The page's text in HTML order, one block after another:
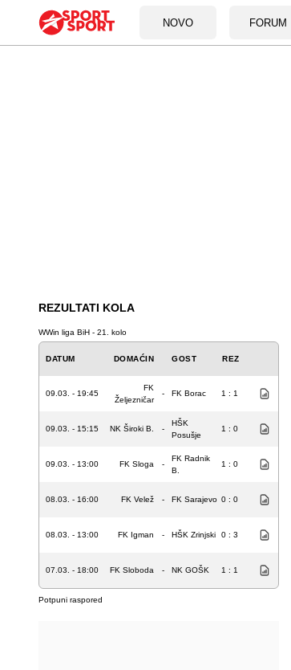
NOVO FORUM
REZULTATI KOLA
WWin liga BiH - 21. kolo
DATUM DOMAĆIN GOST REZ
09.03. - 19:45
FK
Željezničar
- FK Borac 1 : 1
09.03. - 15:15 NK Široki B. -
HŠK
Posušje
1 : 0
09.03. - 13:00 FK Sloga -
FK Radnik
B.
1 : 0
08.03. - 16:00 FK Velež - FK Sarajevo 0 : 0
08.03. - 13:00 FK Igman - HŠK Zrinjski 0 : 3
07.03. - 18:00 FK Sloboda - NK GOŠK 1 : 1
Potpuni raspored